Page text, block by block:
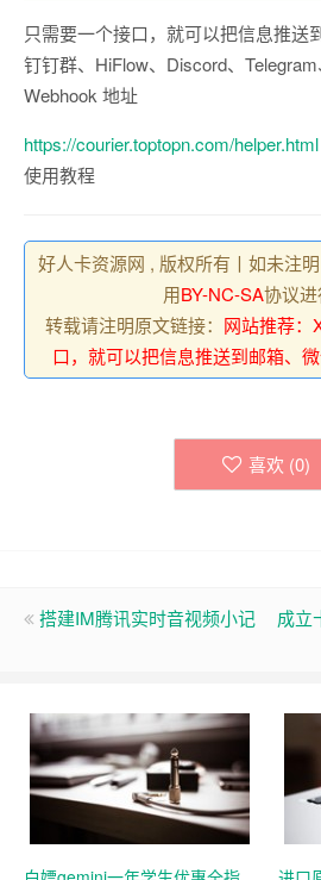
只需要一个接口，就可以把信息推送
钉钉群、HiFlow、Discord、
Webhook 地址
https://courier.toptopn.com/helper.html
使用教程
好人卡资源网 , 版权所有丨如未注
用BY-NC-SA协议
转载请注明原文链接： 网站推荐：
口，就可以把信息推送到邮箱、
喜欢 (0)
搭建IM腾讯实时音视频小记
成立